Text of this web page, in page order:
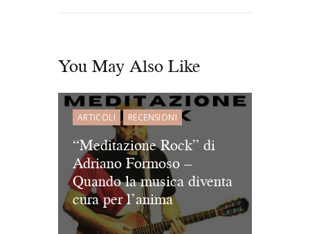
You May Also Like
ARTICOLI RECENSIONI
“Meditazione Rock” di
Adriano Formoso –
Quando la musica diventa
cura per l’anima